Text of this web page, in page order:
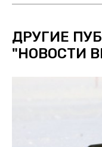
ДРУГИЕ
"НОВОСТИ